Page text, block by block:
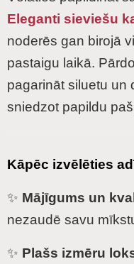
Eleganti sieviešu
noderēs gan birojā
pastaigu laikā.
pagarināt siluetu un
sniedzot papildu
Kāpēc izvēlēties
✨ Mājīgums un
nezaudē savu
✨ Plašs izmēru